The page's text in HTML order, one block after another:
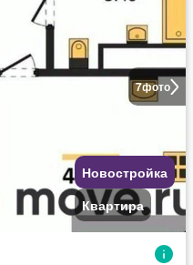
7фото
Новостройка
Квартира